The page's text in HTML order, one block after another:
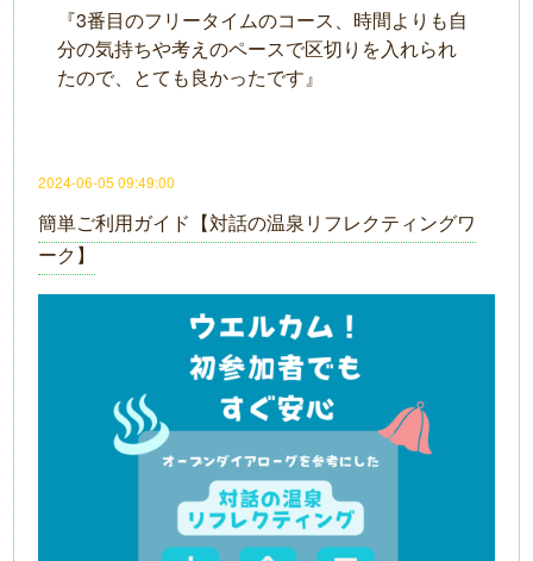
『3番目のフリータイムのコース、時間よりも自
分の気持ちや考えのペースで区切りを入れられ
たので、とても良かったです』
2024-06-05 09:49:00
簡単ご利用ガイド【対話の温泉リフレクティングワ
ーク】